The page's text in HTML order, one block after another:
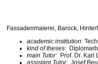
Fassadenmalerei, Barock,
academic institution:
kind of theses:
main Tutor: Prof. Dr. Karl
assistant Tutor: Josef